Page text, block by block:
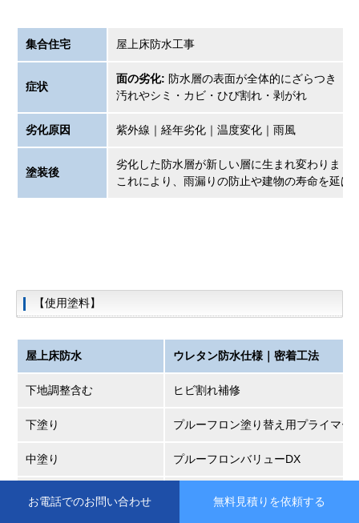
お電話でのお問い合わせ 無料見積りを依頼する
集合住宅 屋上床防水工事
症状
面の劣化: 防水層の表面が全体的にざらつき
汚れやシミ・カビ・ひび割れ・剥がれ
劣化原因 紫外線｜経年劣化｜温度変化｜雨風
塗装後
劣化した防水層が新しい層に生まれ変わりまし
これにより、雨漏りの防止や建物の寿命を延ば
【使用塗料】
屋上床防水 ウレタン防水仕様｜密着工法
下地調整含む ヒビ割れ補修
下塗り プルーフロン塗り替え用プライマー
中塗り プルーフロンバリューDX
下塗り プルーフロンGRトップ